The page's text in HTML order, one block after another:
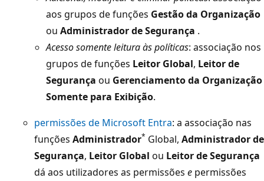
aos grupos de funções Gestão da Organização
ou Administrador de Segurança .
Acesso somente leitura às políticas: associação nos
grupos de funções Leitor Global, Leitor de
Segurança ou Gerenciamento da Organização
Somente para Exibição.
permissões de Microsoft Entra: a associação nas
funções Administrador* Global, Administrador de
Segurança, Leitor Global ou Leitor de Segurança
dá aos utilizadores as permissões e permissões